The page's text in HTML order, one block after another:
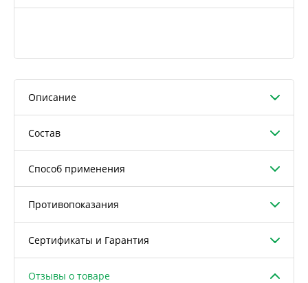
Описание
Состав
Способ применения
Противопоказания
Сертификаты и Гарантия
Отзывы о товаре